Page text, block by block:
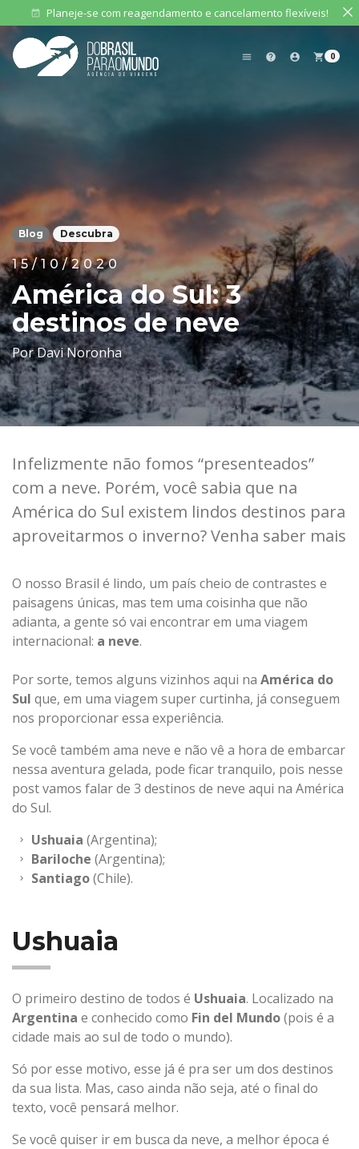
event_available Planeje-se com reagendamento e cancelamento flexíveis!
menu help account_circle shopping_cart 0
Blog Descubra
15/10/2020
América do Sul: 3
destinos de neve
Por Davi Noronha
Infelizmente não fomos “presenteados”
com a neve. Porém, você sabia que na
América do Sul existem lindos destinos para
aproveitarmos o inverno? Venha saber mais
O nosso Brasil é lindo, um país cheio de contrastes e
paisagens únicas, mas tem uma coisinha que não
adianta, a gente só vai encontrar em uma viagem
internacional: a neve.
Por sorte, temos alguns vizinhos aqui na América do
Sul que, em uma viagem super curtinha, já conseguem
nos proporcionar essa experiência.
Se você também ama neve e não vê a hora de embarcar
nessa aventura gelada, pode ficar tranquilo, pois nesse
post vamos falar de 3 destinos de neve aqui na América
do Sul.
Ushuaia (Argentina);
Bariloche (Argentina);
Santiago(Chile).
Ushuaia
O primeiro destino de todos é Ushuaia. Localizado na
Argentina e conhecido como Fin del Mundo(pois é a
cidade mais ao sul de todo o mundo).
Só por esse motivo, esse já é pra ser um dos destinos
da sua lista. Mas, caso ainda não seja, até o final do
texto, você pensará melhor.
Se você quiser ir em busca da neve, a melhor época é